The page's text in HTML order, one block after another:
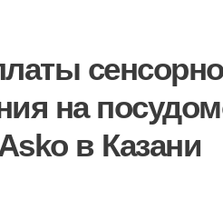
на
в Казани